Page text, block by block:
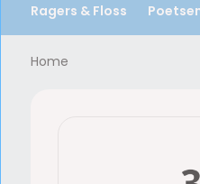
Ragers & Floss
Home